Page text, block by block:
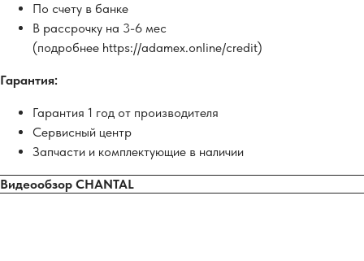
По счету в банке
В рассрочку на 3-6 мес
(подробнее https://adamex.online/credit)
Гарантия:
Гарантия 1 год от производителя
Сервисный центр
Запчасти и комплектующие в наличии
Видеообзор CHANTAL